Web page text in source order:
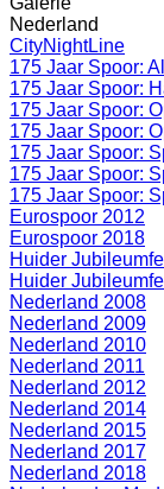
Nederland
CityNightLine
175 Jaar Spoor:
175 Jaar Spoor:
175 Jaar Spoor:
175 Jaar Spoor:
175 Jaar Spoor:
175 Jaar Spoor:
175 Jaar Spoor:
Eurospoor 2012
Eurospoor 2018
Huider
Huider
Nederland 2008
Nederland 2009
Nederland 2010
Nederland 2011
Nederland 2012
Nederland 2014
Nederland 2015
Nederland 2017
Nederland 2018